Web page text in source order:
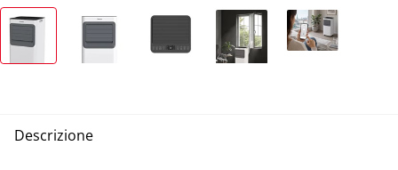
Descrizione